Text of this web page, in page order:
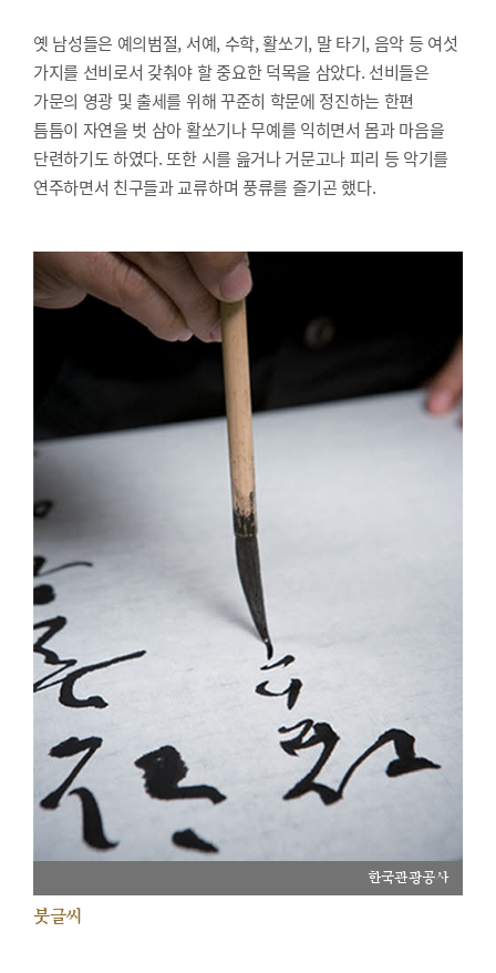
옛 남성들은 예의범절, 서예, 수학, 활쏘기, 말 타기, 음악 등 여섯
가지를 선비로서 갖춰야 할 중요한 덕목을 삼았다. 선비들은
가문의 영광 및 출세를 위해 꾸준히 학문에 정진하는 한편
틈틈이 자연을 벗 삼아 활쏘기나 무예를 익히면서 몸과 마음을
단련하기도 하였다. 또한 시를 읊거나 거문고나 피리 등 악기를
연주하면서 친구들과 교류하며 풍류를 즐기곤 했다.
한국관광공사
붓글씨